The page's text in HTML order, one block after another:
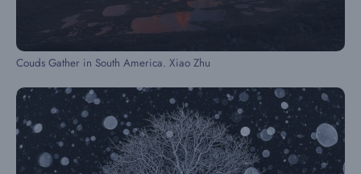
Couds Gather in South America. Xiao Zhu